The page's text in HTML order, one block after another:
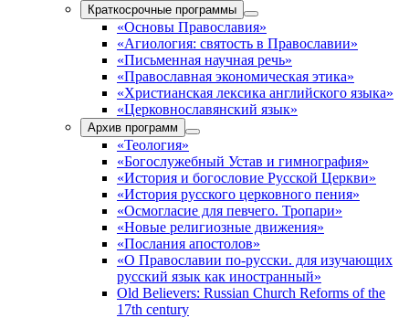
Краткосрочные программы
«Основы Православия»
«Агиология: святость в Православии»
«Письменная научная речь»
«Православная экономическая этика»
«Христианская лексика английского языка»
«Церковнославянский язык»
Архив программ
«Теология»
«Богослужебный Устав и гимнография»
«История и богословие Русской Церкви»
«История русского церковного пения»
«Осмогласие для певчего. Тропари»
«Новые религиозные движения»
«Послания апостолов»
«О Православии по-русски. для изучающих
русский язык как иностранный»
Old Believers: Russian Church Reforms of the
17th century